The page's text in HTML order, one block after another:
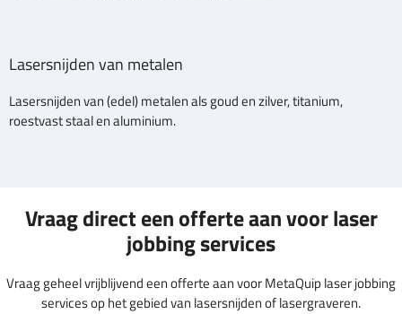
Lasersnijden van metalen
Lasersnijden van (edel) metalen als goud en zilver, titanium,
roestvast staal en aluminium.
Vraag direct een offerte aan voor laser
jobbing services
Vraag geheel vrijblijvend een offerte aan voor MetaQuip laser jobbing
services op het gebied van lasersnijden of lasergraveren.